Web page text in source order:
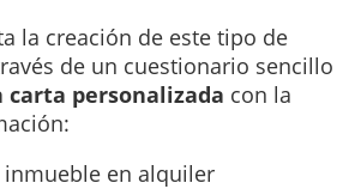
la creación de este tipo de
de un cuestionario sencillo
carta personalizada con la
en alquiler